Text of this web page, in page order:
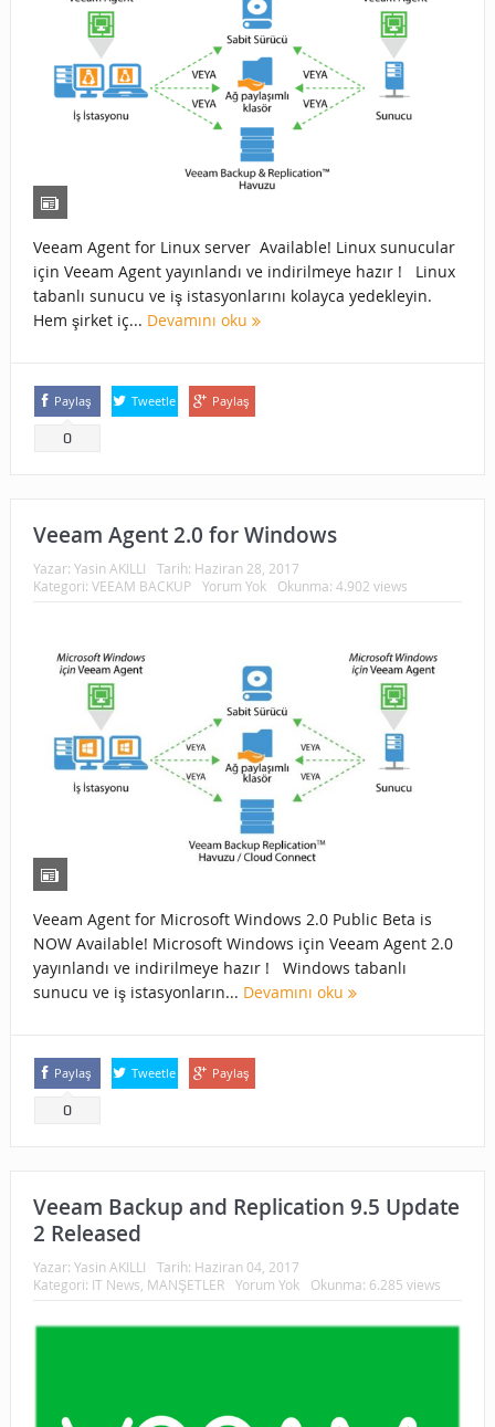
Veeam Agent for Linux server Available! Linux sunucular
için Veeam Agent yayınlandı ve indirilmeye hazır ! Linux
tabanlı sunucu ve iş istasyonlarını kolayca yedekleyin.
Hem şirket iç... Devamını oku
Paylaş
0
Tweetle Paylaş
Veeam Agent 2.0 for Windows
Yazar: Yasin AKILLI Tarih: Haziran 28, 2017
Kategori: VEEAM BACKUP Yorum Yok Okunma: 4.902 views
Veeam Agent for Microsoft Windows 2.0 Public Beta is
NOW Available! Microsoft Windows için Veeam Agent 2.0
yayınlandı ve indirilmeye hazır ! Windows tabanlı
sunucu ve iş istasyonların... Devamını oku
Paylaş
0
Tweetle Paylaş
Veeam Backup and Replication 9.5 Update
2 Released
Yazar: Yasin AKILLI Tarih: Haziran 04, 2017
Kategori: IT News MANŞETLER Yorum Yok Okunma: 6.285 views